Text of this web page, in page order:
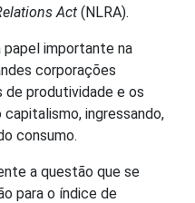
Act (NLRA).
papel importante na
corporações
de produtividade e os
ingressando,
consumo.
a questão que se
para o índice de